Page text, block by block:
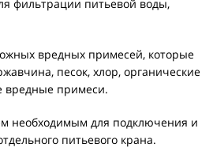
фильтрации питьевой воды,
вредных примесей, которые
песок, хлор, органические
вредные примеси.
необходимым для подключения и
питьевого крана.